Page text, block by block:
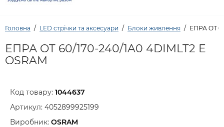
Головна LED стрічки та аксесуари Блоки живлення ЕПРА OT
ЕПРА OT 60/170-240/1A0 4DIMLT2 E
OSRAM
Код товару: 1044637
Артикул: 4052899925199
Виробник: OSRAM